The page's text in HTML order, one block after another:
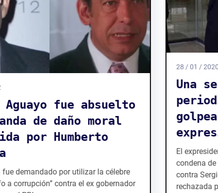
periodista y académico
golpea la libertad de
expresión en México
El expresidente del PRI, Humberto Moreira, logra una
condena de medio millón de dólares por daño moral
contra Sergio Aguayo. La acusación ha sido
rechazada por numerosos organismos